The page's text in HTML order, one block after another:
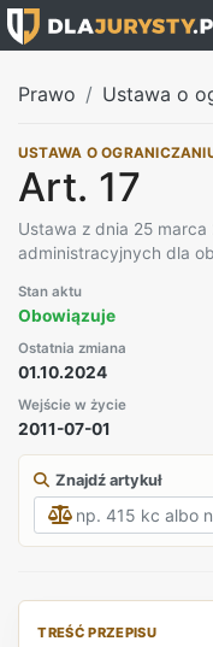
Prawo Ustawa o
USTAWA O
Art. 17
Ustawa z dnia 25 marca
administracyjnych dla
Stan aktu
Obowiązuje
Ostatnia zmiana
01.10.2024
Wejście w życie
2011-07-01
Znajdź artykuł
TREŚĆ PRZEPISU